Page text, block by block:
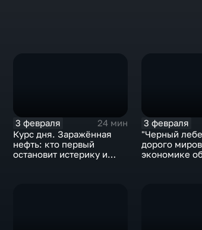
3 февраля
24 мин
Курс дня. Заражённая
нефть: кто первый
остановит истерику и
3 февраля
"Черный
дорого
экономике